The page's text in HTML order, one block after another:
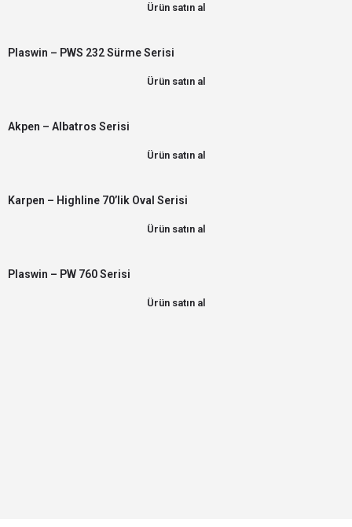
Ürün satın al
Plaswin – PWS 232 Sürme Serisi
Ürün satın al
Akpen – Albatros Serisi
Ürün satın al
Karpen – Highline 70’lik Oval Serisi
Ürün satın al
Plaswin – PW 760 Serisi
Ürün satın al